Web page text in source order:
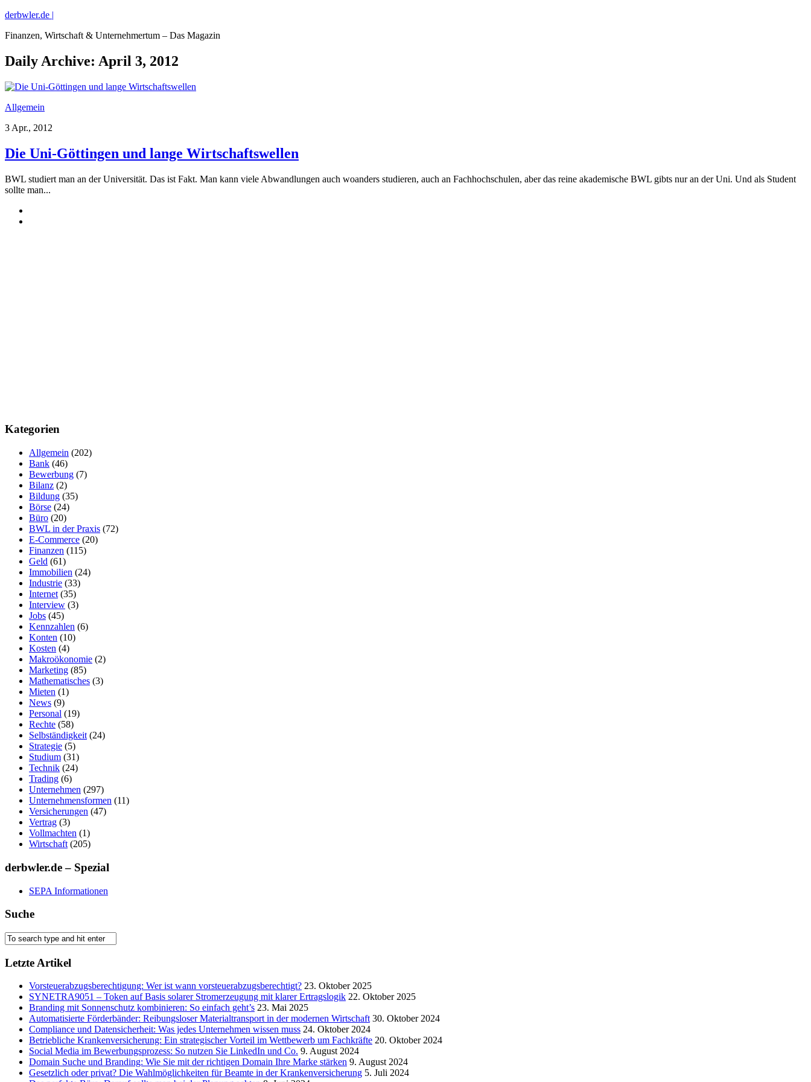
derbwler.de |
Finanzen, Wirtschaft & Unternehmertum – Das Magazin
Daily Archive: April 3, 2012
Allgemein
3 Apr., 2012
Die Uni-Göttingen und lange Wirtschaftswellen
BWL studiert man an der Universität. Das ist Fakt. Man kann viele Abwandlungen auch woanders studieren, auch an Fachhochschulen, aber das reine akademische BWL gibts nur an der Uni. Und als Student
sollte man...
Kategorien
Allgemein (202)
Bank (46)
Bewerbung (7)
Bilanz (2)
Bildung (35)
Börse (24)
Büro (20)
BWL in der Praxis (72)
E-Commerce (20)
Finanzen (115)
Geld (61)
Immobilien (24)
Industrie (33)
Internet (35)
Interview (3)
Jobs (45)
Kennzahlen (6)
Konten (10)
Kosten (4)
Makroökonomie (2)
Marketing (85)
Mathematisches (3)
Mieten (1)
News (9)
Personal (19)
Rechte (58)
Selbständigkeit (24)
Strategie (5)
Studium (31)
Technik (24)
Trading (6)
Unternehmen (297)
Unternehmensformen (11)
Versicherungen (47)
Vertrag (3)
Vollmachten (1)
Wirtschaft (205)
derbwler.de – Spezial
SEPA Informationen
Suche
Letzte Artikel
Vorsteuerabzugsberechtigung: Wer ist wann vorsteuerabzugsberechtigt? 23. Oktober 2025
SYNETRA9051 – Token auf Basis solarer Stromerzeugung mit klarer Ertragslogik 22. Oktober 2025
Branding mit Sonnenschutz kombinieren: So einfach geht’s 23. Mai 2025
Automatisierte Förderbänder: Reibungsloser Materialtransport in der modernen Wirtschaft 30. Oktober 2024
Compliance und Datensicherheit: Was jedes Unternehmen wissen muss 24. Oktober 2024
Betriebliche Krankenversicherung: Ein strategischer Vorteil im Wettbewerb um Fachkräfte 20. Oktober 2024
Social Media im Bewerbungsprozess: So nutzen Sie LinkedIn und Co. 9. August 2024
Domain Suche und Branding: Wie Sie mit der richtigen Domain Ihre Marke stärken 9. August 2024
Gesetzlich oder privat? Die Wahlmöglichkeiten für Beamte in der Krankenversicherung 5. Juli 2024